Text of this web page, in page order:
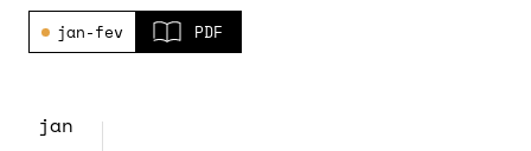
jan-fev PDF
jan